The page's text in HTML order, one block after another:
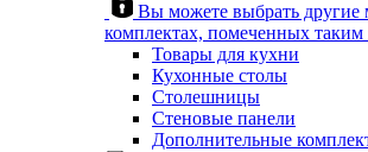
Вы можете выбрать другие
комплектах, помеченных таким
Товары для кухни
Кухонные столы
Столешницы
Стеновые панели
Дополнительные